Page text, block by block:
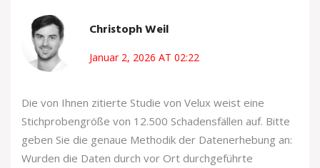
Christoph Weil
Januar 2, 2026 AT 02:22
Die von Ihnen zitierte Studie von Velux weist eine
Stichprobengröße von 12.500 Schadensfällen auf. Bitte
geben Sie die genaue Methodik der Datenerhebung an:
Wurden die Daten durch vor Ort durchgeführte